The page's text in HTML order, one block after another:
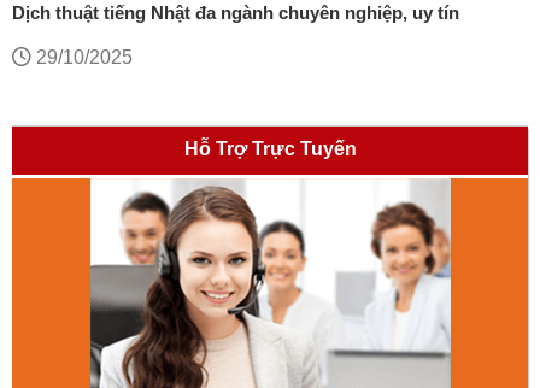
Dịch thuật tiếng Nhật đa ngành chuyên nghiệp, uy tín
29/10/2025
Hỗ Trợ Trực Tuyến